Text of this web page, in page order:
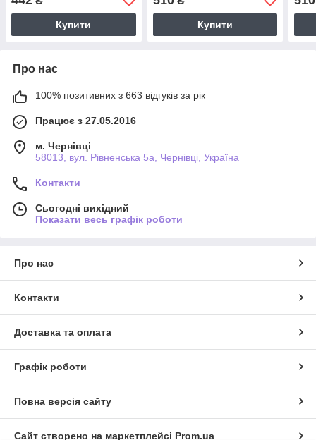
Купити
грамів
Купити
Про нас
100% позитивних з 663 відгуків за рік
Працює з 27.05.2016
м. Чернівці
58013, вул. Рівненська 5а, Чернівці, Україна
Контакти
Сьогодні вихідний
Показати весь графік роботи
Про нас
Контакти
Доставка та оплата
Графік роботи
Повна версія сайту
Сайт створено на маркетплейсі Prom.ua